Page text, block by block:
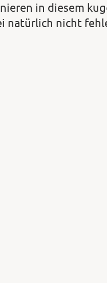
in diesem
natürlich nicht